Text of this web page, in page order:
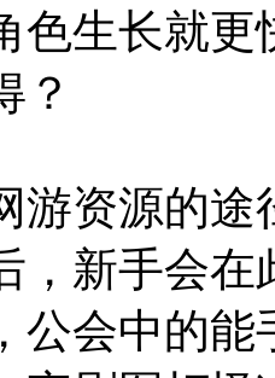
色生长就更
？
游资源的途
，新手会在
公会中的能